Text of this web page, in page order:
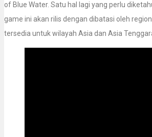
of Blue Water. Satu hal lagi yang perlu
game ini akan rilis dengan dibatasi oleh
tersedia untuk wilayah Asia dan Asia